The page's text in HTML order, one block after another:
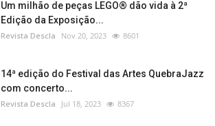
Um milhão de peças LEGO® dão vida à 2ª
Edição da Exposição...
Revista Descla Nov 20, 2023 8601
14ª edição do Festival das Artes QuebraJazz
com concerto...
Revista Descla Jul 18, 2023 8367